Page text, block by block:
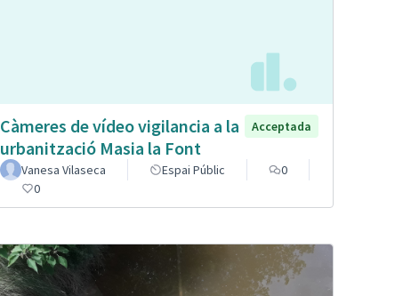
Càmeres de vídeo vigilancia a la
urbanització Masia la Font
Acceptada
Vanesa Vilaseca Espai Públic
0
0